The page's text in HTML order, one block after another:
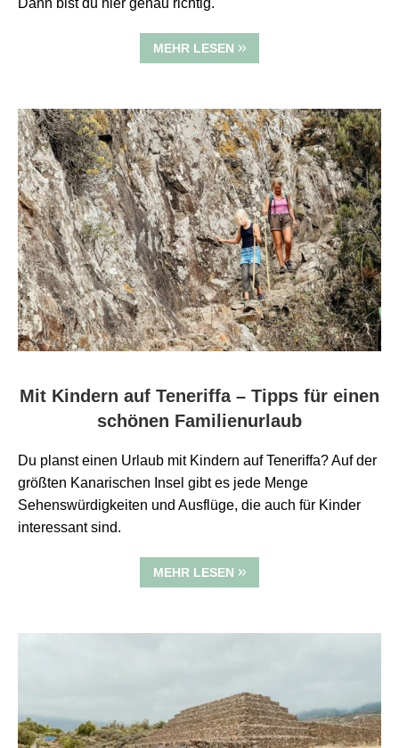
Dann bist du hier genau richtig.
MEHR LESEN
Mit Kindern auf Teneriffa – Tipps für einen
schönen Familienurlaub
Du planst einen Urlaub mit Kindern auf Teneriffa? Auf der
größten Kanarischen Insel gibt es jede Menge
Sehenswürdigkeiten und Ausflüge, die auch für Kinder
interessant sind.
MEHR LESEN